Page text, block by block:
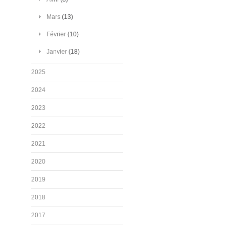
Mars (13)
Février (10)
Janvier (18)
2025
2024
2023
2022
2021
2020
2019
2018
2017